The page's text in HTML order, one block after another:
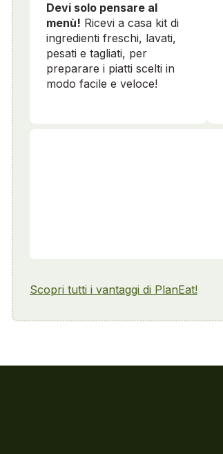
Devi solo pensare al
menù! Ricevi a casa kit di
ingredienti freschi, lavati,
pesati e tagliati, per
preparare i piatti scelti in
modo facile e veloce!
Scopri tutti i vantaggi di PlanEat!